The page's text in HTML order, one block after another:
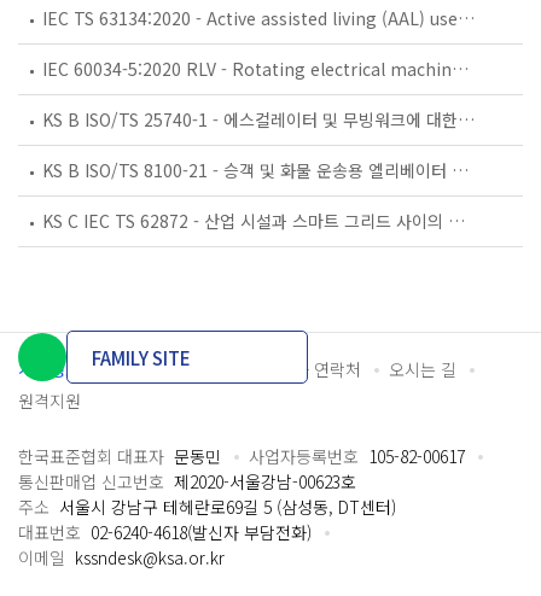
IEC TS 63134:2020 - Active assisted living (AAL) use cases
IEC 60034-5:2020 RLV - Rotating electrical machines - Part 5: Degrees of protection provided by the integral design of rotating electrical machines (IP code) - Classification
KS B ISO/TS 25740-1 - 에스컬레이터 및 무빙워크에 대한 안전요건 — 제1부: 세계공통 필수 안전요건(GESRs)
KS B ISO/TS 8100-21 - 승객 및 화물 운송용 엘리베이터 —제21부: 세계공통 필수안전요건(GESRs)을 충족하는 세계공통 안전 파라미터(GSPs)
KS C IEC TS 62872 - 산업 시설과 스마트 그리드 사이의 산업 공정 측정, 제어 및 자동화 시스템 인터페이스
개인정보처리방침 이용약관 담당자 연락처
오시는 길
원격지원
FAMILY SITE
한국표준협회 대표자 문동민 사업자등록번호 105-82-00617
통신판매업 신고번호 제2020-서울강남-00623호
주소 서울시 강남구 테헤란로69길 5 (삼성동, DT센터)
대표번호 02-6240-4618(발신자 부담전화)
이메일 kssndesk@ksa.or.kr